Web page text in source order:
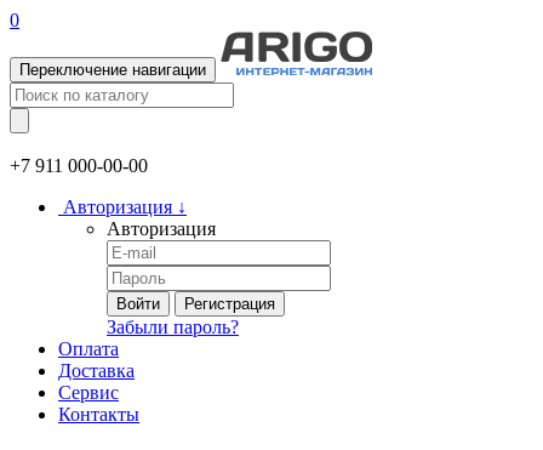
0
Переключение навигации
+7 911 000-00-00
Авторизация ↓
Авторизация
Войти Регистрация
Забыли пароль?
Оплата
Доставка
Сервис
Контакты